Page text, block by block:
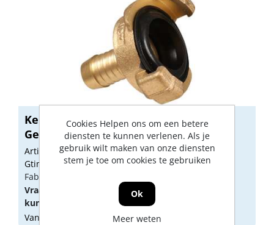
Kelfort snelkoppeling messing type
Geka ...
Artikelnummer: 1526195
Gtin: 8714678051227
Fabrikant artikel nummer: 1526195
Vraag een
aan oflog in
kunnen zien.
Vandaag besteld, morgen geleverd
Cookies Helpen ons om een betere
diensten te kunnen verlenen. Als je
gebruik wilt maken van onze diensten
stem je toe om cookies te gebruiken
Ok
Meer weten